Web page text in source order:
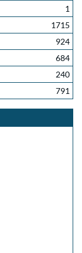
1
1715
924
684
240
791